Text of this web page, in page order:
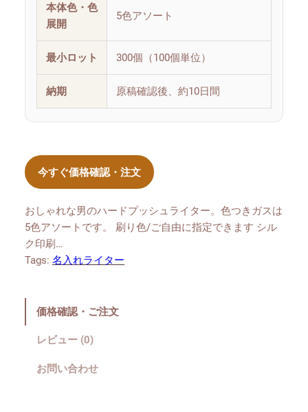
本体色・色
展開
5色アソート
最小ロット 300個（100個単位）
納期 原稿確認後、約10日間
今すぐ価格確認・注文
おしゃれな男のハードプッシュライター。色つきガスは
5色アソートです。 刷り色/ご自由に指定できます シル
ク印刷…
Tags: 名入れライター
価格確認・ご注文
レビュー (0)
お問い合わせ